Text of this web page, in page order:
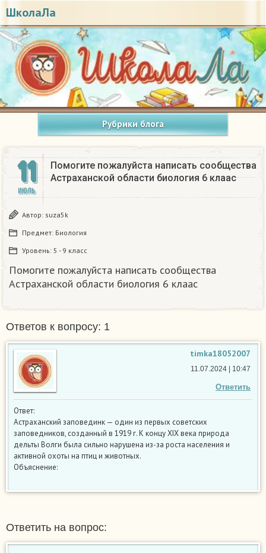
ШколаЛа
Рубрики блога
11
ИЮЛЬ
Помогите пожалуйста написать сообщества
Астраханской области биология 6 клаас
Автор: suza5k
Предмет: Биология
Уровень: 5 - 9 класс
Помогите пожалуйста написать сообщества
Астраханской области биология 6 клаас
Ответов к вопросу: 1
timka18052007
Ответить
11.07.2024 | 10:47
Ответ:
Астраханский заповединк — один из первых советских
заповедников, созданный в 1919 г. К концу XIX века природа
дельты Волги была сильно нарушена из-за роста населения и
активной охоты на птиц и животных.
Объяснение:
Ответить на вопрос: